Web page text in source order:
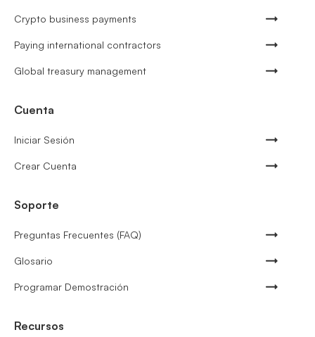
Crypto business payments
Paying international contractors
Global treasury management
Cuenta
Iniciar Sesión
Crear Cuenta
Soporte
Preguntas Frecuentes (FAQ)
Glosario
Programar Demostración
Recursos